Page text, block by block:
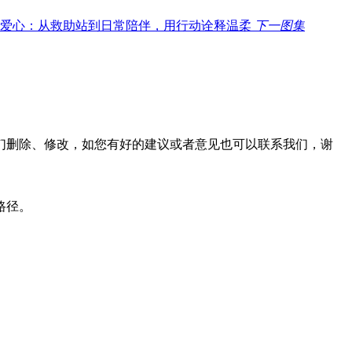
下一图集
除、修改，如您有好的建议或者意见也可以联系我们，谢
。